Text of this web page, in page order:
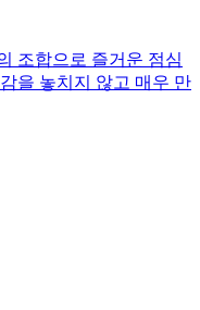
조합으로 즐거운 점심
을 놓치지 않고 매우 만